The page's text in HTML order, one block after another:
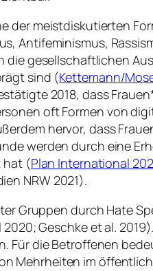
der meistdiskutierten
Antifeminismus,
gesellschaftlichen
sind (Kettemann/
2018, dass
oft Formen von
hervor, dass
werden durch eine
hat (Plan International
NRW 2021).
Gruppen durch Hate
Geschke et al.
Für die Betroffenen
Mehrheiten im